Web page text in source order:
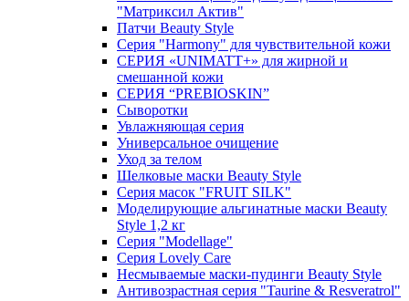
"Матриксил Актив"
Патчи Beauty Style
Серия "Harmony" для чувствительной кожи
СЕРИЯ «UNIMATT+» для жирной и
смешанной кожи
СЕРИЯ “PREBIOSKIN”
Сыворотки
Увлажняющая серия
Универсальное очищение
Уход за телом
Шелковые маски Beauty Style
Серия масок "FRUIT SILK"
Моделирующие альгинатные маски Beauty
Style 1,2 кг
Серия "Modellage"
Cерия Lovely Care
Несмываемые маски-пудинги Beauty Style
Антивозрастная серия "Taurine & Resveratrol"